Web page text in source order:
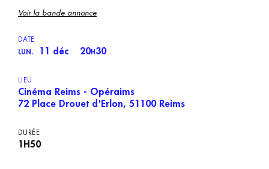
Voir la bande annonce
DATE
LUN.
11 déc 20H 30
LIEU
Cinéma Reims - Opéraims
72 Place Drouet d'Erlon, 51100 Reims
DURÉE
1H50